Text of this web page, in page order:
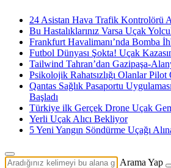
24 Asistan Hava Trafik Kontrolörü
Bu Hastalıklarınız Varsa Uçak
Frankfurt Havalimanı’nda Bomba
Futbol Dünyası Şokta! Uçak
Tailwind Tahran’dan Gazipaşa-
Psikolojik Rahatsızlığı Olanlar
Qantas Sağlık Pasaportu
Başladı
Türkiye ilk Gerçek Drone Uçak
Yerli Uçak Alıcı Bekliyor
5 Yeni Yangın Söndürme Uçağı
Arama Yap